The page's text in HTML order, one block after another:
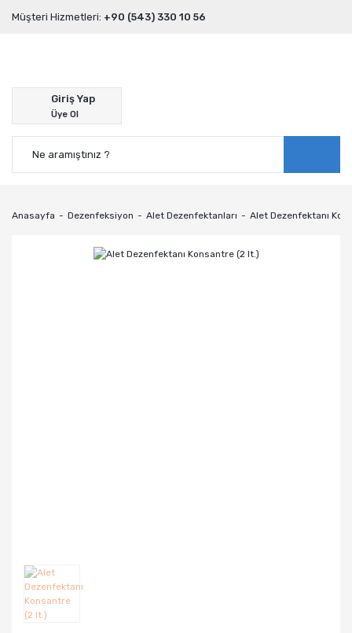
Müşteri Hizmetleri: +90 (543) 330 10 56
Giriş Yap
Üye Ol
Anasayfa Dezenfeksiyon Alet Dezenfektanları Alet Dezenfektanı